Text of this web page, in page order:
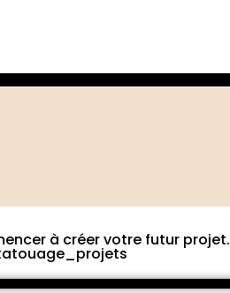
à créer votre futur projet.